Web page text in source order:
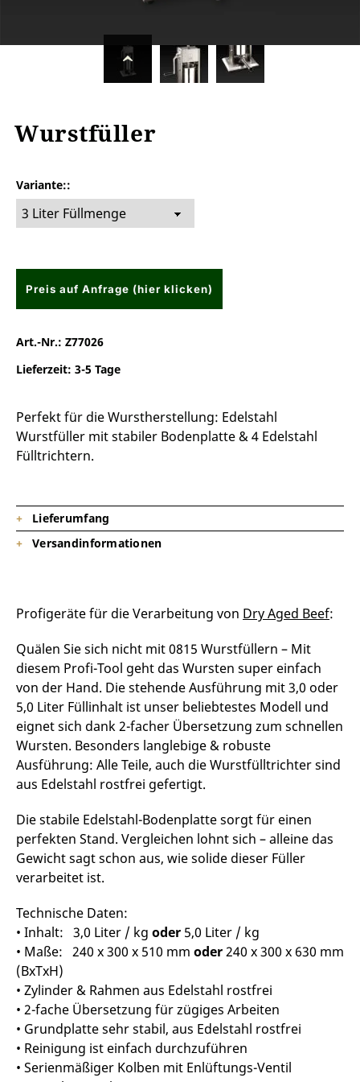
Wurstfüller
Variante:
Preis auf Anfrage (hier klicken)
Art.-Nr.: Z77026
Lieferzeit: 3-5 Tage
Perfekt für die Wurstherstellung: Edelstahl
Wurstfüller mit stabiler Bodenplatte & 4 Edelstahl
Fülltrichtern.
Lieferumfang
Versandinformationen
Profigeräte für die Verarbeitung von Dry Aged Beef:
Quälen Sie sich nicht mit 0815 Wurstfüllern – Mit
diesem Profi-Tool geht das Wursten super einfach
von der Hand. Die stehende Ausführung mit 3,0 oder
5,0 Liter Füllinhalt ist unser beliebtestes Modell und
eignet sich dank 2-facher Übersetzung zum schnellen
Wursten. Besonders langlebige & robuste
Ausführung: Alle Teile, auch die Wurstfülltrichter sind
aus Edelstahl rostfrei gefertigt.
Die stabile Edelstahl-Bodenplatte sorgt für einen
perfekten Stand. Vergleichen lohnt sich – alleine das
Gewicht sagt schon aus, wie solide dieser Füller
verarbeitet ist.
Technische Daten:
• Inhalt: 3,0 Liter / kg oder 5,0 Liter / kg
• Maße: 240 x 300 x 510 mm oder240 x 300 x 630 mm
(BxTxH)
• Zylinder & Rahmen aus Edelstahl rostfrei
• 2-fache Übersetzung für zügiges Arbeiten
• Grundplatte sehr stabil, aus Edelstahl rostfrei
• Reinigung ist einfach durchzuführen
• Serienmäßiger Kolben mit Enlüftungs-Ventil